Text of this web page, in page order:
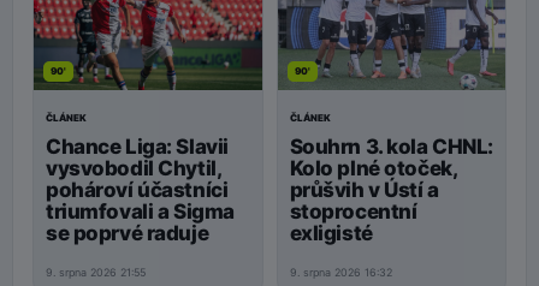
90'
ČLÁNEK
Chance Liga: Slavii
vysvobodil Chytil,
pohároví účastníci
triumfovali a Sigma
se poprvé raduje
9. srpna 2026 21:55
90'
ČLÁNEK
Souhrn 3. kola CHNL:
Kolo plné otoček,
průšvih v Ústí a
stoprocentní
exligisté
9. srpna 2026 16:32